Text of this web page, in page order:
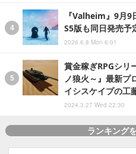
『Valheim』9月9
S5版も同日発売予
2026.6.8 Mon 6:01
賞金稼ぎRPGシリ
ノ狼火～』最新プ
イシスケイプの工
2024.3.27 Wed 22:30
ランキング